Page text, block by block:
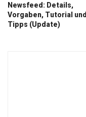
Newsfeed: Details,
Vorgaben, Tutorial und
Tipps (Update)